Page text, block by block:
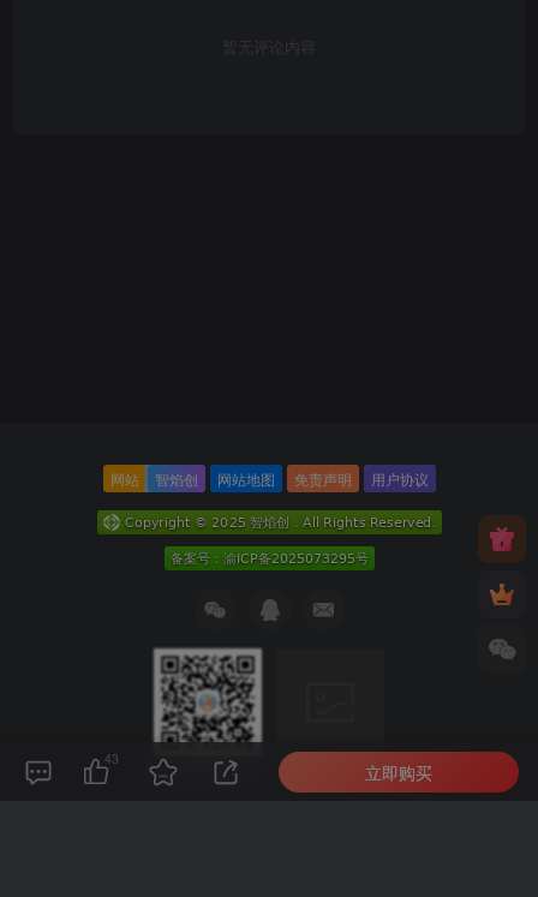
暂无评论内容
网站 智焰创 网站地图 免责声明 用户协议
关注公众号
43
立即购买